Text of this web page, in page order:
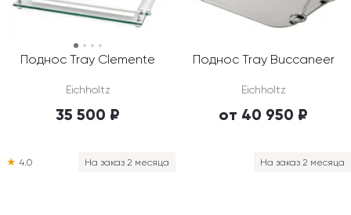
Поднос Tray Clemente
Eichholtz
35 500 ₽
Поднос Tray Buccaneer
Eichholtz
от 40 950 ₽
На заказ 2 месяца
★ 4.0 На заказ 2 месяца